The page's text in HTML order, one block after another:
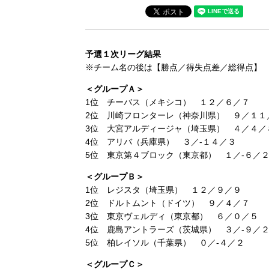
予選１次リーグ結果
※チーム名の後は【勝点／得失点差／総得点】
＜グループＡ＞
1位 チーバス（メキシコ） １２／６／７
2位 川崎フロンターレ（神奈川県） ９／１１
3位 大宮アルディージャ（埼玉県） ４／４／
4位 アリバ（兵庫県） ３／-１４／３
5位 東京第４ブロック（東京都） １／-６／２
＜グループＢ＞
1位 レジスタ（埼玉県） １２／９／９
2位 ドルトムント（ドイツ） ９／４／７
3位 東京ヴェルディ（東京都） ６／０／５
4位 鹿島アントラーズ（茨城県） ３／-９／２
5位 柏レイソル（千葉県） ０／-４／２
＜グループＣ＞